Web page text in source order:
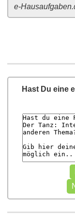
e-
Hast Du eine